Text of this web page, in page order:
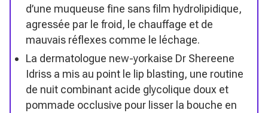
d’une muqueuse fine sans film hydrolipidique,
agressée par le froid, le chauffage et de
mauvais réflexes comme le léchage.
La dermatologue new-yorkaise Dr Shereene
Idriss a mis au point le lip blasting, une routine
de nuit combinant acide glycolique doux et
pommade occlusive pour lisser la bouche en